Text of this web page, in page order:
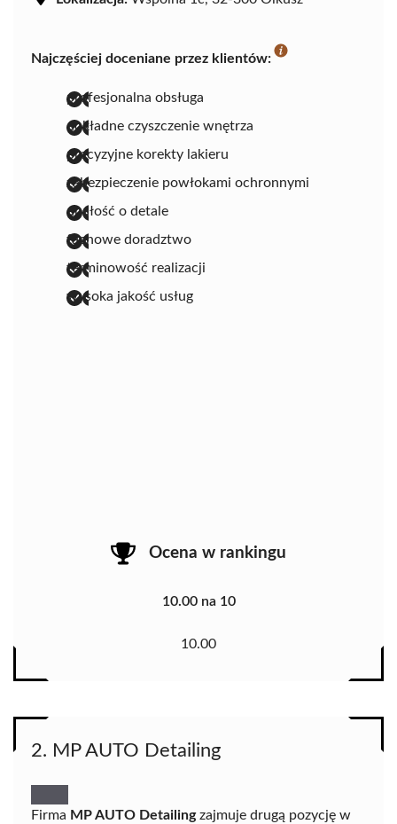
Najczęściej doceniane przez klientów:
profesjonalna obsługa
dokładne czyszczenie wnętrza
precyzyjne korekty lakieru
zabezpieczenie powłokami ochronnymi
dbałość o detale
fachowe doradztwo
terminowość realizacji
wysoka jakość usług
Ocena w rankingu
10.00 na 10
10.00
2. MP AUTO Detailing
Firma MP AUTO Detailingzajmuje drugą pozycję w